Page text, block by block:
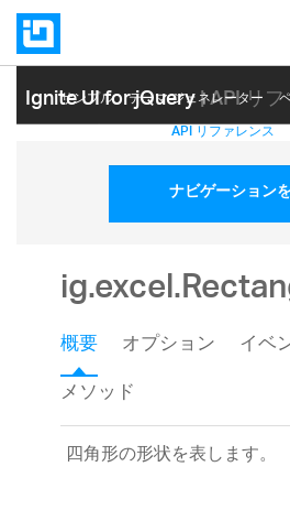
Ignite UI for jQuery| API リ
サンプル テーマ ジェネレーター
ヘルプ トピック API リファレンス
ナビゲーション
概要 オプション
イベ
メソッド
四角形の形状を表します。